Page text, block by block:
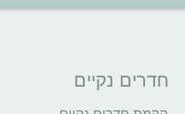
חדרים נקיים